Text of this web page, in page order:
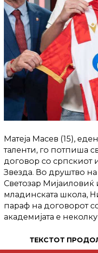
Матеја Масев (15),
таленти, го потпиша
договор со српскиот
Звезда. Во друштво на
Светозар Мијаиловиќ
младинската школа,
параф на договорот
академијата е
ТЕКСТОТ